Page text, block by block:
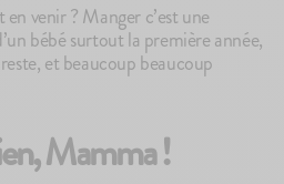
venir ? Manger c’est une
bébé surtout la première année,
et beaucoup beaucoup
Mamma!